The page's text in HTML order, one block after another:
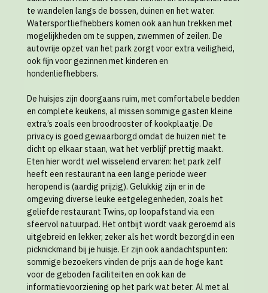
te wandelen langs de bossen, duinen en het water.
Watersportliefhebbers komen ook aan hun trekken met
mogelijkheden om te suppen, zwemmen of zeilen. De
autovrije opzet van het park zorgt voor extra veiligheid,
ook fijn voor gezinnen met kinderen en
hondenliefhebbers.
De huisjes zijn doorgaans ruim, met comfortabele bedden
en complete keukens, al missen sommige gasten kleine
extra’s zoals een broodrooster of kookplaatje. De
privacy is goed gewaarborgd omdat de huizen niet te
dicht op elkaar staan, wat het verblijf prettig maakt.
Eten hier wordt wel wisselend ervaren: het park zelf
heeft een restaurant na een lange periode weer
heropend is (aardig prijzig). Gelukkig zijn er in de
omgeving diverse leuke eetgelegenheden, zoals het
geliefde restaurant Twins, op loopafstand via een
sfeervol natuurpad. Het ontbijt wordt vaak geroemd als
uitgebreid en lekker, zeker als het wordt bezorgd in een
picknickmand bij je huisje. Er zijn ook aandachtspunten:
sommige bezoekers vinden de prijs aan de hoge kant
voor de geboden faciliteiten en ook kan de
informatievoorziening op het park wat beter. Al met al